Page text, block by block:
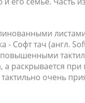
- Софт тач (англ.
а раскрывается
очень